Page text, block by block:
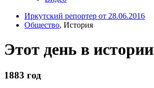
Иркутский репортер от 28.06.2016
Общество, История
Этот день в истории
1883 год